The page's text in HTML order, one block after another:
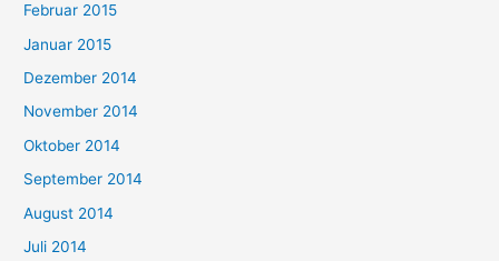
Februar 2015
Januar 2015
Dezember 2014
November 2014
Oktober 2014
September 2014
August 2014
Juli 2014